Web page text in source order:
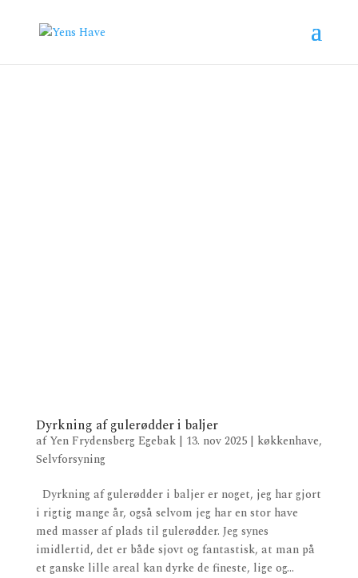
Dyrkning af gulerødder i baljer
afYen Frydensberg Egebak| 13. nov 2025| køkkenhave,
Selvforsyning
Dyrkning af gulerødder i baljer er noget, jeg har gjort
i rigtig mange år, også selvom jeg har en stor have
med masser af plads til gulerødder. Jeg synes
imidlertid, det er både sjovt og fantastisk, at man på
et ganske lille areal kan dyrke de fineste, lige og...